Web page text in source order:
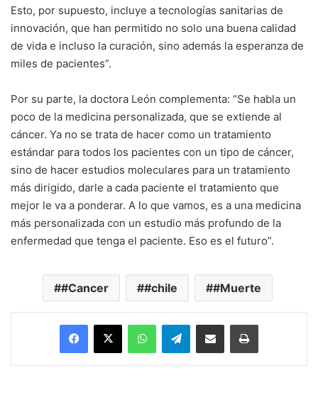
Esto, por supuesto, incluye a tecnologías sanitarias de
innovación, que han permitido no solo una buena calidad
de vida e incluso la curación, sino además la esperanza de
miles de pacientes”.
Por su parte, la doctora León complementa: “Se habla un
poco de la medicina personalizada, que se extiende al
cáncer. Ya no se trata de hacer como un tratamiento
estándar para todos los pacientes con un tipo de cáncer,
sino de hacer estudios moleculares para un tratamiento
más dirigido, darle a cada paciente el tratamiento que
mejor le va a ponderar. A lo que vamos, es a una medicina
más personalizada con un estudio más profundo de la
enfermedad que tenga el paciente. Eso es el futuro”.
#Cancer #chile #Muerte
Facebook
X WhatsAppTelegramEnviar vía email Imprimir